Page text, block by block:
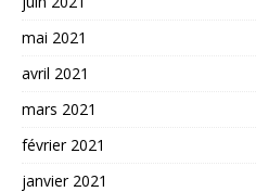
mai 2021
avril 2021
mars 2021
février 2021
janvier 2021